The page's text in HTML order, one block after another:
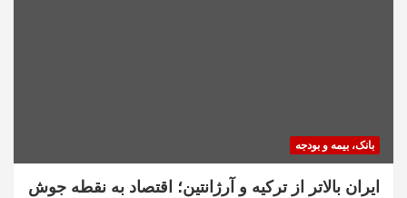
بانک، بیمه و بودجه
ایران بالاتر از ترکیه و آرژانتین؛ اقتصاد به نقطه جوش